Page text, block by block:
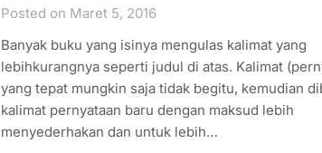
Posted on Maret 5, 2016
Banyak buku yang isinya mengulas kalimat yang
lebihkurangnya seperti judul di atas. Kalimat
yang tepat mungkin saja tidak begitu, kemudian
kalimat pernyataan baru dengan maksud lebih
menyederhakan dan untuk lebih…